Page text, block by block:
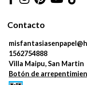
Contacto
1562754888
Villa Maipu, San Martin
Botón de